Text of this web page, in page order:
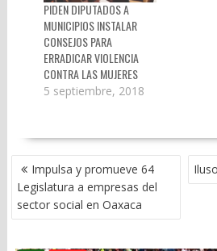
PIDEN DIPUTADOS A
MUNICIPIOS INSTALAR
CONSEJOS PARA
ERRADICAR VIOLENCIA
CONTRA LAS MUJERES
5 septiembre, 2018
NAVEGACIÓN
DE
ENTRADAS
Impulsa y promueve 64
Legislatura a empresas del
sector social en Oaxaca